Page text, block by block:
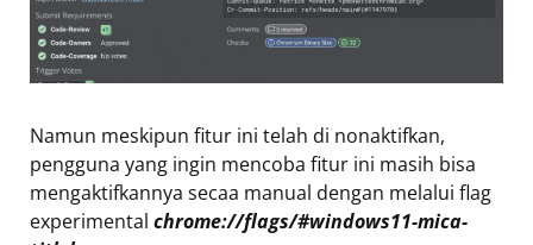
Namun meskipun fitur ini telah di nonaktifkan,
pengguna yang ingin mencoba fitur ini masih bisa
mengaktifkannya secaa manual dengan melalui flag
experimental chrome://flags/#windows11-mica-